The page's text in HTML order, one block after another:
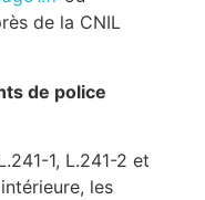
de la CNIL
de police
1, L.241-2 et
les